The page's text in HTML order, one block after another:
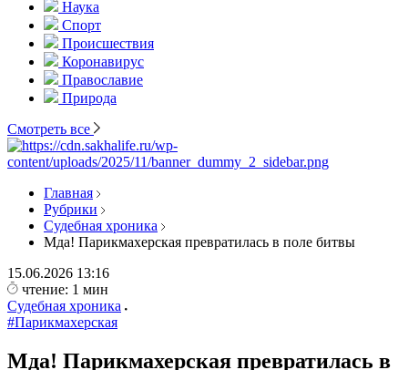
Наука
Спорт
Происшествия
Коронавирус
Православие
Природа
Смотреть все
Главная
Рубрики
Судебная хроника
Мда! Парикмахерская превратилась в поле битвы
15.06.2026 13:16
чтение: 1 мин
Судебная хроника
#Парикмахерская
Мда! Парикмахерская превратилась в